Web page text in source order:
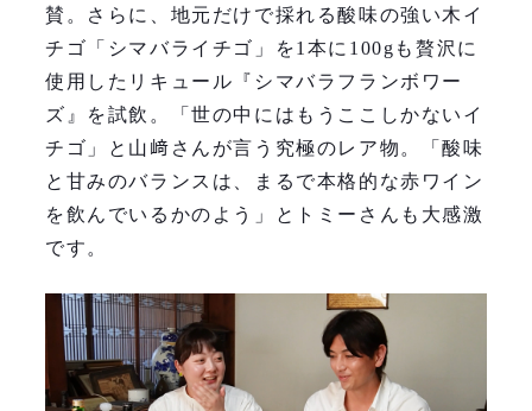
賛。さらに、地元だけで採れる酸味の強い木イ
チゴ「シマバライチゴ」を1本に100gも贅沢に
使用したリキュール『シマバラフランボワー
ズ』を試飲。「世の中にはもうここしかないイ
チゴ」と山﨑さんが言う究極のレア物。「酸味
と甘みのバランスは、まるで本格的な赤ワイン
を飲んでいるかのよう」とトミーさんも大感激
です。